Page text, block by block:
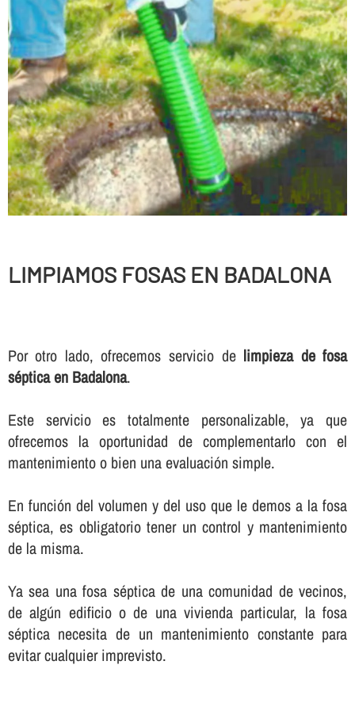
LIMPIAMOS FOSAS EN BADALONA
Por otro lado, ofrecemos servicio de limpieza de fosa
séptica en Badalona.
Este servicio es totalmente personalizable, ya que
ofrecemos la oportunidad de complementarlo con el
mantenimiento o bien una evaluación simple.
En función del volumen y del uso que le demos a la fosa
séptica, es obligatorio tener un control y mantenimiento
de la misma.
Ya sea una fosa séptica de una comunidad de vecinos,
de algún edificio o de una vivienda particular, la fosa
séptica necesita de un mantenimiento constante para
evitar cualquier imprevisto.